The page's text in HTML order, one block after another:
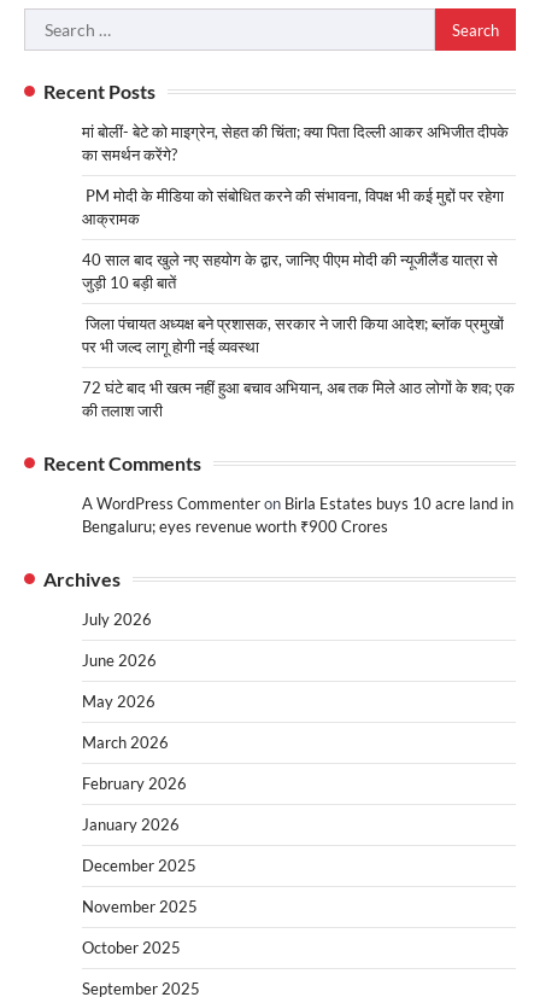
Search
for:
Recent Posts
मां बोलीं- बेटे को माइग्रेन, सेहत की चिंता; क्या पिता दिल्ली आकर अभिजीत दीपके
का समर्थन करेंगे?
PM मोदी के मीडिया को संबोधित करने की संभावना, विपक्ष भी कई मुद्दों पर रहेगा
आक्रामक
40 साल बाद खुले नए सहयोग के द्वार, जानिए पीएम मोदी की न्यूजीलैंड यात्रा से
जुड़ी 10 बड़ी बातें
जिला पंचायत अध्यक्ष बने प्रशासक, सरकार ने जारी किया आदेश; ब्लॉक प्रमुखों
पर भी जल्द लागू होगी नई व्यवस्था
72 घंटे बाद भी खत्म नहीं हुआ बचाव अभियान, अब तक मिले आठ लोगों के शव; एक
की तलाश जारी
Recent Comments
A WordPress Commenteron Birla Estates buys 10 acre land in
Bengaluru; eyes revenue worth ₹900 Crores
Archives
July 2026
June 2026
May 2026
March 2026
February 2026
January 2026
December 2025
November 2025
October 2025
September 2025